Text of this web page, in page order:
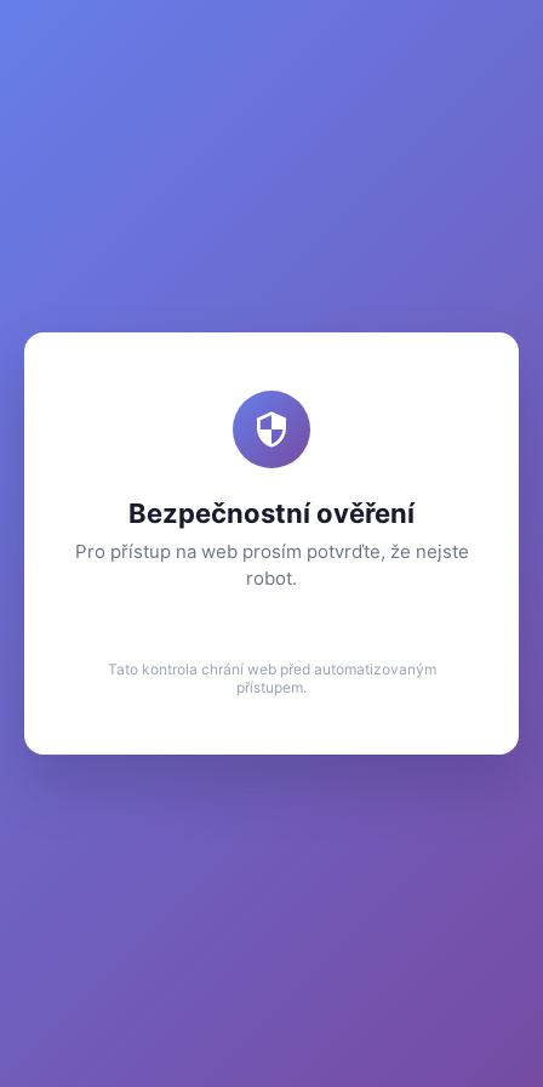
Bezpečnostní ověření
Pro přístup na web prosím potvrďte, že nejste
robot.
Tato kontrola chrání web před automatizovaným
přístupem.